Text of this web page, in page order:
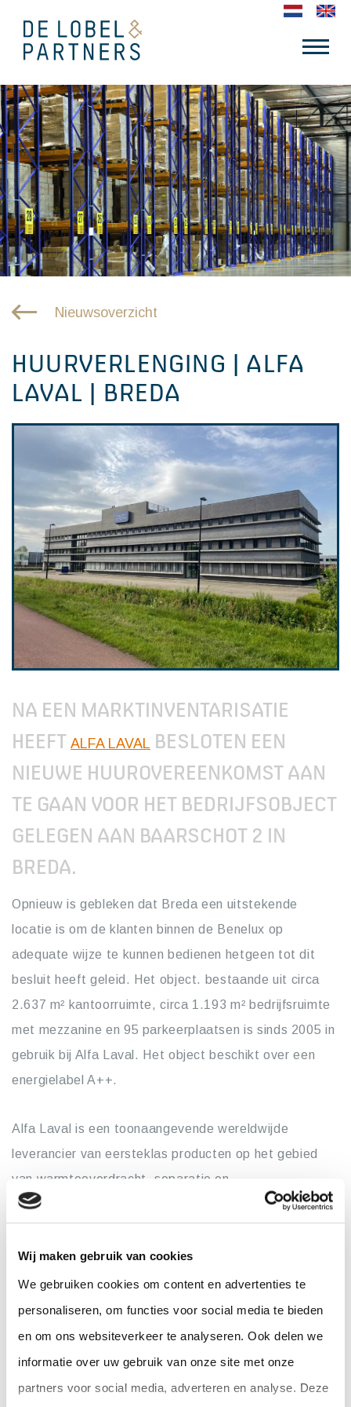
Wij maken gebruik van cookies
We gebruiken cookies om content en advertenties te
personaliseren, om functies voor social media te bieden
en om ons websiteverkeer te analyseren. Ook delen we
informatie over uw gebruik van onze site met onze
partners voor social media, adverteren en analyse. Deze
Nieuwsoverzicht
HUURVERLENGING | ALFA
LAVAL | BREDA
NA EEN MARKTINVENTARISATIE
HEEFT ALFA LAVAL BESLOTEN EEN
NIEUWE HUUROVEREENKOMST AAN
TE GAAN VOOR HET BEDRIJFSOBJECT
GELEGEN AAN BAARSCHOT 2 IN
BREDA.
Opnieuw is gebleken dat Breda een uitstekende
locatie is om de klanten binnen de Benelux op
adequate wijze te kunnen bedienen hetgeen tot dit
besluit heeft geleid. Het object. bestaande uit circa
2.637 m² kantoorruimte, circa 1.193 m² bedrijfsruimte
met mezzanine en 95 parkeerplaatsen is sinds 2005 in
gebruik bij Alfa Laval. Het object beschikt over een
energielabel A++.
Alfa Laval is een toonaangevende wereldwijde
leverancier van eersteklas producten op het gebied
van warmteoverdracht, separatie en
vloeistofbehandeling. De apparatuur, systemen en
behandeling van water, het verminderen van emissies
en het minimaliseren van water- en energieverbruik,
evenals voor het verwarmen, koelen, scheiden en
transporteren van voedingsmiddelen. Alfa Laval zet
zich in voor het optimaliseren van processen, het